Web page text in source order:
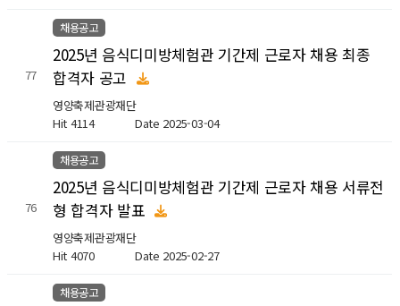
77
채용공고
2025년 음식디미방체험관 기간제 근로자 채용 최종
합격자 공고
영양축제관광재단
Hit 4114 Date 2025-03-04
76
채용공고
2025년 음식디미방체험관 기간제 근로자 채용 서류전
형 합격자 발표
영양축제관광재단
Hit 4070 Date 2025-02-27
채용공고